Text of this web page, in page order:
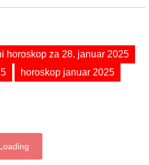
horoskop za 28. januar 2025
horoskop januar 2025